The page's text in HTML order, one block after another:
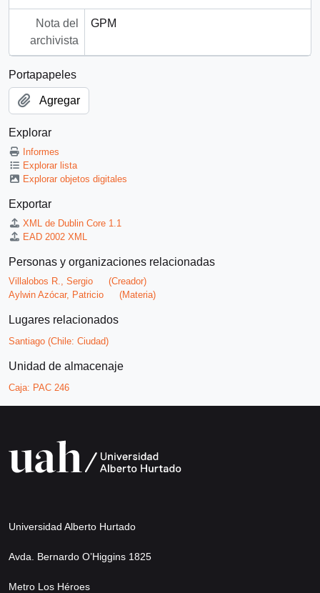
Nota del
archivista
GPM
Portapapeles
Agregar
Explorar
Informes
Explorar lista
Explorar objetos digitales
Exportar
XML de Dublin Core 1.1
EAD 2002 XML
Personas y organizaciones relacionadas
Villalobos R., Sergio
(Creador)
Aylwin Azócar, Patricio
(Materia)
Lugares relacionados
Santiago (Chile: Ciudad)
Unidad de almacenaje
Caja: PAC 246
Universidad Alberto Hurtado
Avda. Bernardo O’Higgins 1825
Metro Los Héroes